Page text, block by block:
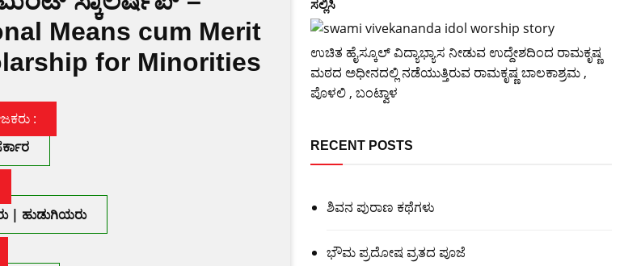
Means cum Merit
for Minorities
:
| ಹುಡುಗಿಯರು
ಸಲ್ಲಿಸಿ
ಉಚಿತ ಹೈಸ್ಕೂಲ್ ವಿದ್ಯಾಭ್ಯಾಸ ನೀಡುವ ಉದ್ದೇಶದಿಂದ ರಾಮಕೃಷ್ಣ
ಮಠದ ಅಧೀನದಲ್ಲಿ ನಡೆಯುತ್ತಿರುವ ರಾಮಕೃಷ್ಣ ಬಾಲಕಾಶ್ರಮ ,
ಪೊಳಲಿ , ಬಂಟ್ವಾಳ
RECENT POSTS
ಶಿವನ ಪುರಾಣ ಕಥೆಗಳು
ಭೌಮ ಪ್ರದೋಷ ವ್ರತದ ಪೂಜೆ